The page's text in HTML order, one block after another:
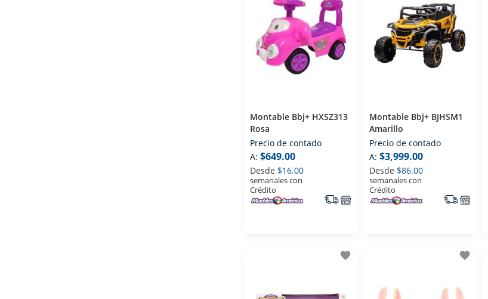
Montable Bbj+ HXSZ313
Rosa
Precio de contado
A: $649.00
Desde $16.00
semanales con
Crédito
Montable Bbj+ BJHSM1
Amarillo
Precio de contado
A: $3,999.00
Desde $86.00
semanales con
Crédito
favorite favorite